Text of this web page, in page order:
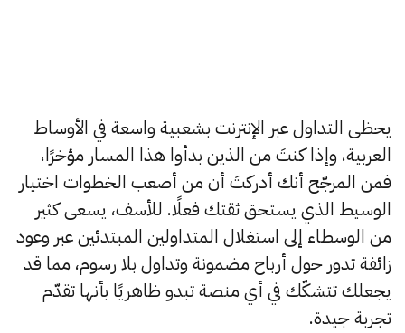
يحظى التداول عبر الإنترنت بشعبية واسعة في الأوساط
العربية، وإذا كنتَ من الذين بدأوا هذا المسار مؤخرًا،
فمن المرجّح أنك أدركتَ أن من أصعب الخطوات اختيار
الوسيط الذي يستحق ثقتك فعلًا. للأسف، يسعى كثير
من الوسطاء إلى استغلال المتداولين المبتدئين عبر وعود
زائفة تدور حول أرباح مضمونة وتداول بلا رسوم، مما قد
يجعلك تتشكّك في أي منصة تبدو ظاهريًا بأنها تقدّم
تجربة جيدة.